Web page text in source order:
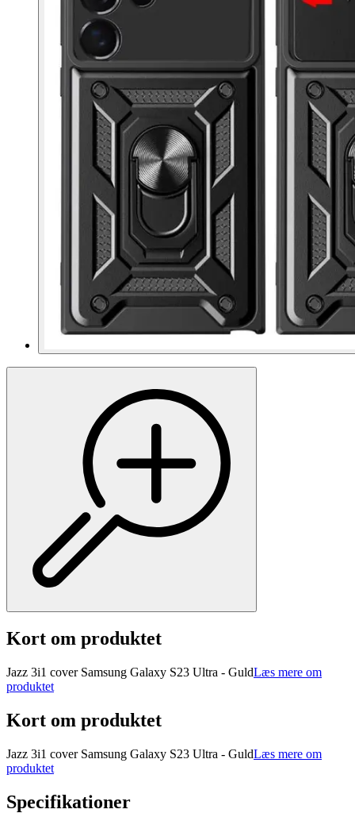
Kort om produktet
Jazz 3i1 cover Samsung Galaxy S23 Ultra - GuldLæs mere om
produktet
Kort om produktet
Jazz 3i1 cover Samsung Galaxy S23 Ultra - GuldLæs mere om
produktet
Specifikationer